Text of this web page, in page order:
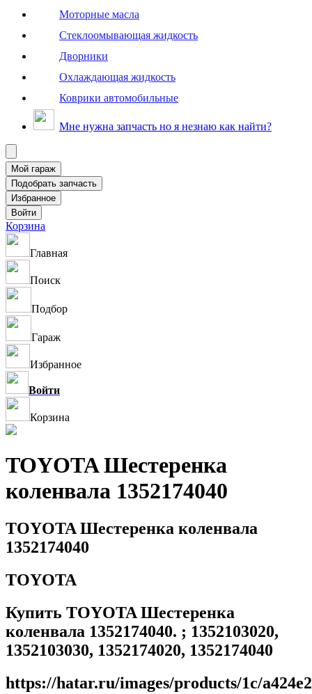
Моторные масла
Стеклоомывающая жидкость
Дворники
Охлаждающая жидкость
Коврики автомобильные
Мне нужна запчасть но я незнаю как найти?
Корзина
Главная
Поиск
Подбор
Гараж
Избранное
Войти
Корзина
TOYOTA Шестеренка
коленвала 1352174040
TOYOTA Шестеренка коленвала
1352174040
TOYOTA
Купить TOYOTA Шестеренка
коленвала 1352174040. ; 1352103020,
1352103030, 1352174020, 1352174040
https://hatar.ru/images/products/1c/